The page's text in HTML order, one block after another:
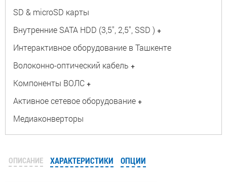
SD & microSD карты
Внутренние SATA HDD (3,5", 2,5", SSD ) +
Интерактивное оборудование в Ташкенте
Волоконно-оптический кабель +
Компоненты ВОЛС +
Активное сетевое оборудование +
Медиаконверторы
ОПИСАНИЕ ХАРАКТЕРИСТИКИ ОПЦИИ